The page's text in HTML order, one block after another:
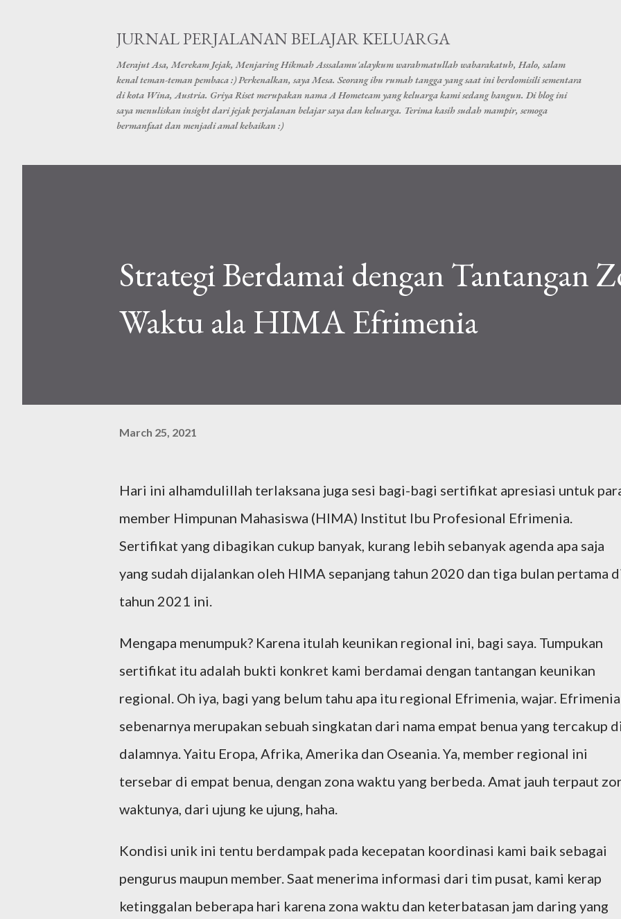
JURNAL PERJALANAN BELAJAR KELUARGA
Merajut Asa, Merekam Jejak, Menjaring Hikmah Asssalamu'alaykum warahmatullah wabarakatuh, Halo, salam
kenal teman-teman pembaca :) Perkenalkan, saya Mesa. Seorang ibu rumah tangga yang saat ini berdomisili sementara
di kota Wina, Austria. Griya Riset merupakan nama A Hometeam yang keluarga kami sedang bangun. Di blog ini
saya menuliskan insight dari jejak perjalanan belajar saya dan keluarga. Terima kasih sudah mampir, semoga
bermanfaat dan menjadi amal kebaikan :)
Strategi Berdamai dengan Tantangan
Waktu ala HIMA Efrimenia
March 25, 2021
Hari ini alhamdulillah terlaksana juga sesi bagi-bagi sertifikat apresiasi untuk
member Himpunan Mahasiswa (HIMA) Institut Ibu Profesional Efrimenia.
Sertifikat yang dibagikan cukup banyak, kurang lebih sebanyak agenda apa saja
yang sudah dijalankan oleh HIMA sepanjang tahun 2020 dan tiga bulan pertama
tahun 2021 ini.
Mengapa menumpuk? Karena itulah keunikan regional ini, bagi saya. Tumpukan
sertifikat itu adalah bukti konkret kami berdamai dengan tantangan keunikan
regional. Oh iya, bagi yang belum tahu apa itu regional Efrimenia, wajar. Efrimenia
sebenarnya merupakan sebuah singkatan dari nama empat benua yang tercakup
dalamnya. Yaitu Eropa, Afrika, Amerika dan Oseania. Ya, member regional ini
tersebar di empat benua, dengan zona waktu yang berbeda. Amat jauh terpaut
waktunya, dari ujung ke ujung, haha.
Kondisi unik ini tentu berdampak pada kecepatan koordinasi kami baik sebagai
pengurus maupun member. Saat menerima informasi dari tim pusat, kami kerap
ketinggalan beberapa hari karena zona waktu dan keterbatasan jam daring yang